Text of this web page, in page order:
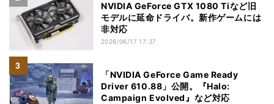
NVIDIA GeForce GTX 1080 Tiなど旧
モデルに延命ドライバ。新作ゲームには
非対応
2026/06/17 17:37
「NVIDIA GeForce Game Ready
Driver 610.88」公開。『Halo:
Campaign Evolved』など対応